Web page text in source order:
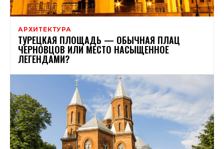
АРХИТЕКТУРА
ТУРЕЦКАЯ ПЛОЩАДЬ — ОБЫЧНАЯ ПЛАЦ
ЧЕРНОВЦОВ ИЛИ МЕСТО НАСЫЩЕННОЕ
ЛЕГЕНДАМИ?